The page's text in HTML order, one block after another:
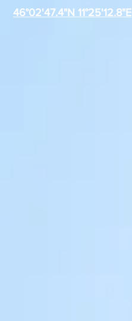
46°02'47.4"N 11°25'12.8"E